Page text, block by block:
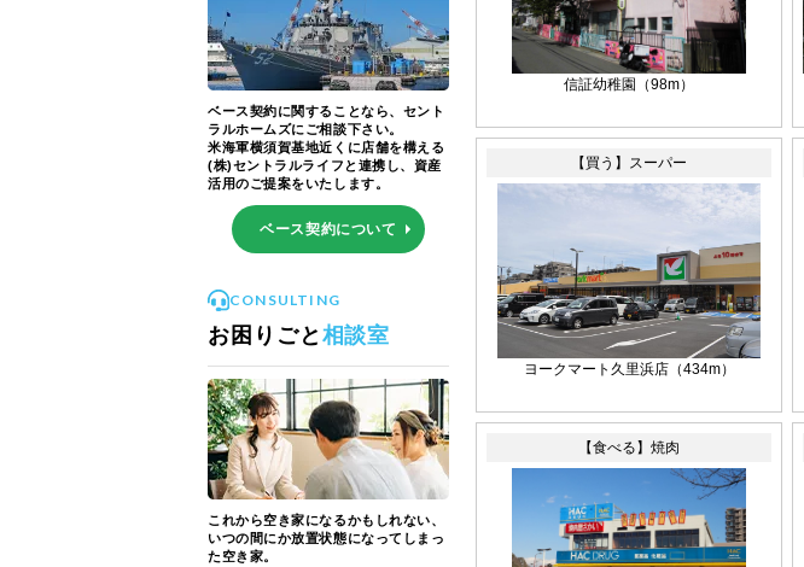
信証幼稚園（98m）
【買う】スーパー
ヨークマート久里浜店（434m）
【食べる】焼肉
ベース契約に関することなら、セント
ラルホームズにご相談下さい。
米海軍横須賀基地近くに店舗を構える
(株)セントラルライフと連携し、資産
活用のご提案をいたします。
ベース契約について
CONSULTING
お困りごと 相談室
これから空き家になるかもしれない、
いつの間にか放置状態になってしまっ
た空き家。